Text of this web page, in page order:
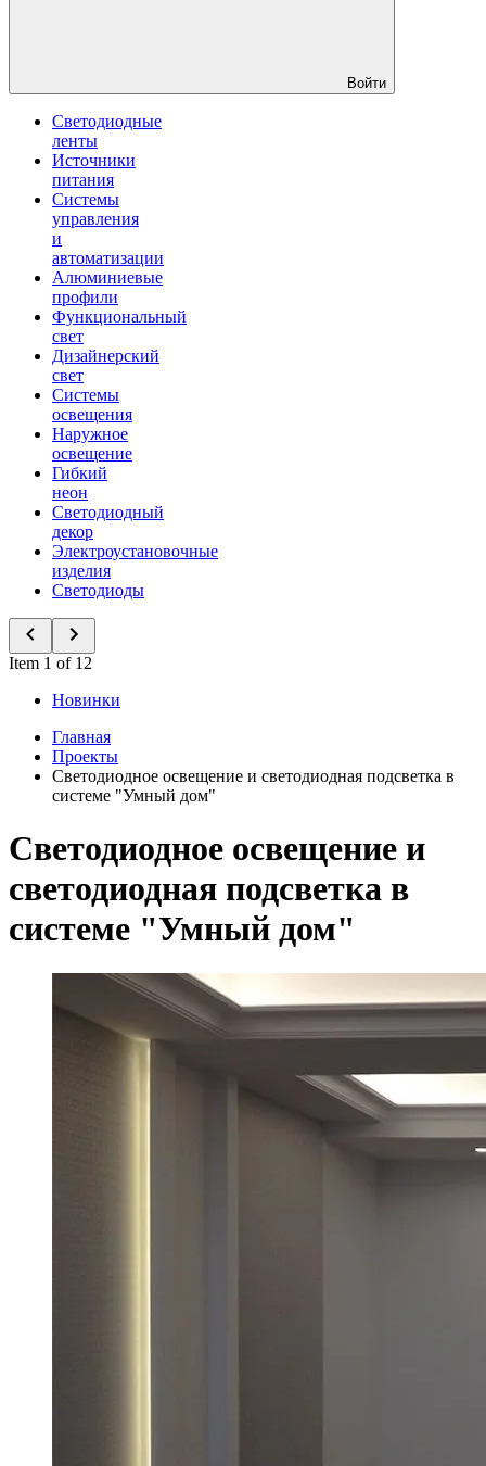
Войти
Светодиодные
ленты
Источники
питания
Системы
управления
и
автоматизации
Алюминиевые
профили
Функциональный
свет
Дизайнерский
свет
Системы
освещения
Наружное
освещение
Гибкий
неон
Светодиодный
декор
Электроустановочные
изделия
Светодиоды
Item 1 of 12
Новинки
Главная
Проекты
Светодиодное освещение и светодиодная подсветка в
системе "Умный дом"
Светодиодное освещение и
светодиодная подсветка в
системе "Умный дом"